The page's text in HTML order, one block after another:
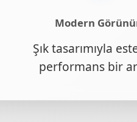
Modern
Şık tasarımıyla
performans bir